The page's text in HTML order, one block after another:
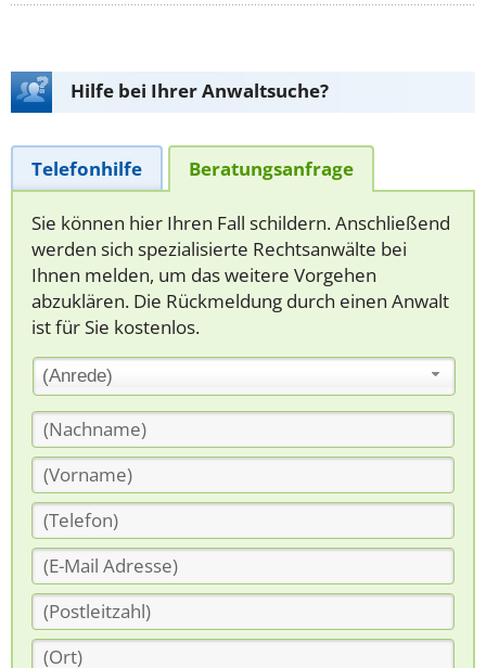
Hilfe bei Ihrer Anwaltsuche?
Telefonhilfe Beratungsanfrage
Sie können hier Ihren Fall schildern. Anschließend
werden sich spezialisierte Rechtsanwälte bei
Ihnen melden, um das weitere Vorgehen
abzuklären. Die Rückmeldung durch einen Anwalt
ist für Sie kostenlos.
(Anrede)